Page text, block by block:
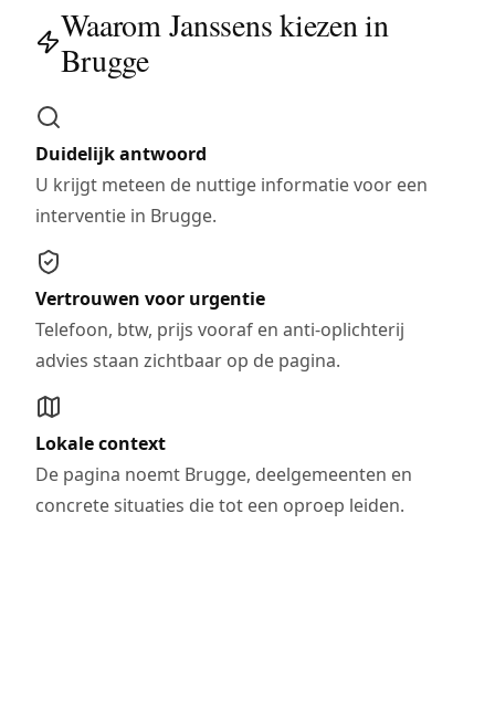
Waarom Janssens kiezen in
Brugge
Duidelijk antwoord
U krijgt meteen de nuttige informatie voor een
interventie in Brugge.
Vertrouwen voor urgentie
Telefoon, btw, prijs vooraf en anti-oplichterij
advies staan zichtbaar op de pagina.
Lokale context
De pagina noemt Brugge, deelgemeenten en
concrete situaties die tot een oproep leiden.